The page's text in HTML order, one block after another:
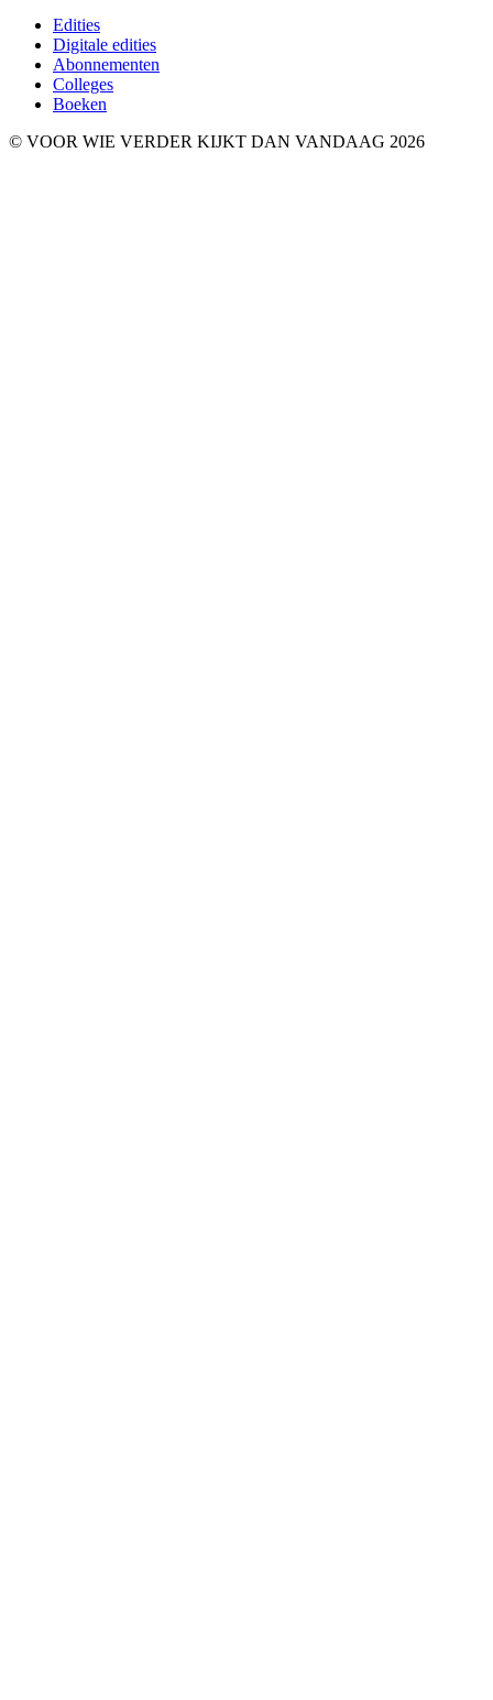
Edities
Digitale edities
Abonnementen
Colleges
Boeken
© VOOR WIE VERDER KIJKT DAN VANDAAG 2026